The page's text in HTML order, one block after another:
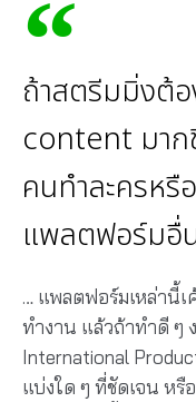
ถ้าสตรีมมิ่งต้
content มาก
คนทำละครห
แพลตฟอร์มอื่
… แพลตฟอร์มเหล่านี้เ
ทำงาน แล้วถ้าทำดี ๆ
International
แบ่งใด ๆ ที่ชัดเจน หรื